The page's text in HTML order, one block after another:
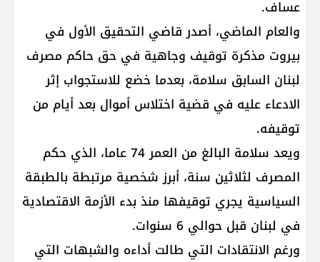
عساف.
والعام الماضي، أصدر قاضي التحقيق الأول في
بيروت مذكرة توقيف وجاهية في حق حاكم مصرف
لبنان السابق سلامة، بعدما خضع للاستجواب إثر
الادعاء عليه في قضية اختلاس أموال بعد أيام من
توقيفه.
ويعد سلامة البالغ من العمر 74 عاما، الذي حكم
المصرف لثلاثين سنة، أبرز شخصية مرتبطة بالطبقة
السياسية يجري توقيفها منذ بدء الأزمة الاقتصادية
في لبنان قبل حوالي 6 سنوات.
ورغم الانتقادات التي طالت أداءه والشبهات التي